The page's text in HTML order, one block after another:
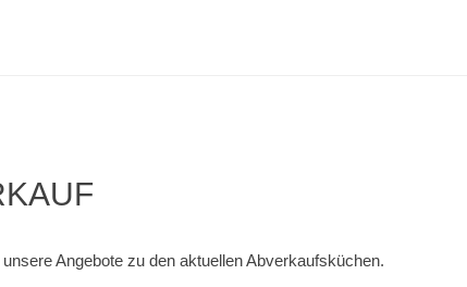
Angebote zu den aktuellen Abverkaufsküchen.